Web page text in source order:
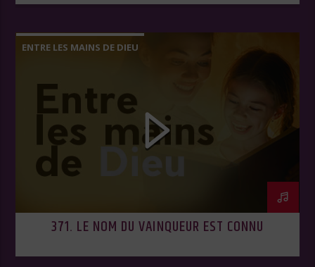
ENTRE LES MAINS DE DIEU
371. LE NOM DU VAINQUEUR EST CONNU